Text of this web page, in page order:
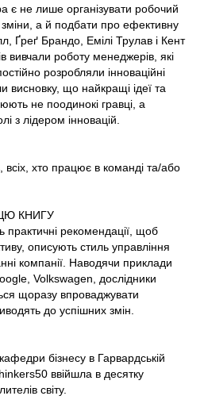
є не лише організувати робочий
зміни, а й подбати про ефективну
Ґреґ Брандо, Емілі Трулав і Кент
вивчали роботу менеджерів, які
розробляли інноваційні
висновку, що найкращі ідеї та
не поодинокі гравці, а
з лідером інновацій.
всіх, хто працює в команді та/або
КНИГУ
практичні рекомендації, щоб
описують стиль управління
компанії. Наводячи приклади
Volkswagen, дослідники
щоразу впроваджувати
до успішних змін.
бізнесу в Гарвардській
ввійшла в десятку
світу.